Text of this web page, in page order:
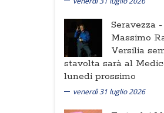
Seravezza -
Massimo
Versilia
stavolta sarà al
lunedi prossimo
venerdì 31 luglio 2026